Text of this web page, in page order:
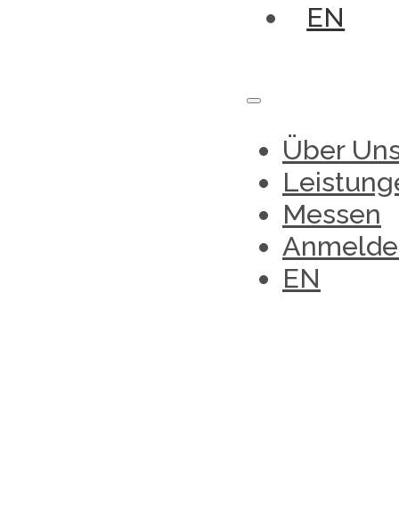
EN
Über
Messen
EN